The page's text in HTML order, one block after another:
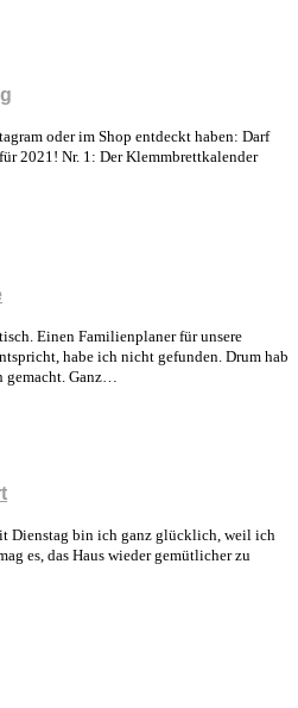
oder im Shop entdeckt haben: Darf
2021! Nr. 1: Der Klemmbrettkalender
Einen Familienplaner für unsere
habe ich nicht gefunden. Drum hab
Ganz…
Dienstag bin ich ganz glücklich, weil ich
es, das Haus wieder gemütlicher zu